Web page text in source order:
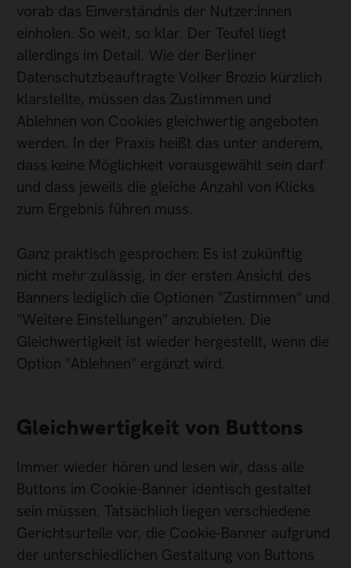
vorab das Einverständnis der Nutzer:innen
einholen. So weit, so klar. Der Teufel liegt
allerdings im Detail. Wie der Berliner
Datenschutzbeauftragte Volker Brozio kürzlich
klarstellte, müssen das Zustimmen und
Ablehnen von Cookies gleichwertig angeboten
werden. In der Praxis heißt das unter anderem,
dass keine Möglichkeit vorausgewählt sein darf
und dass jeweils die gleiche Anzahl von Klicks
zum Ergebnis führen muss.
Ganz praktisch gesprochen: Es ist zukünftig
nicht mehr zulässig, in der ersten Ansicht des
Banners lediglich die Optionen "Zustimmen" und
"Weitere Einstellungen" anzubieten. Die
Gleichwertigkeit ist wieder hergestellt, wenn die
Option "Ablehnen" ergänzt wird.
Gleichwertigkeit von Buttons
Immer wieder hören und lesen wir, dass alle
Buttons im Cookie-Banner identisch gestaltet
sein müssen. Tatsächlich liegen verschiedene
Gerichtsurteile vor, die Cookie-Banner aufgrund
der unterschiedlichen Gestaltung von Buttons